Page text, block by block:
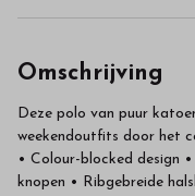
Omschrijving
Deze polo van puur
weekendoutfits door het
• Colour-blocked design
knopen • Ribgebreide